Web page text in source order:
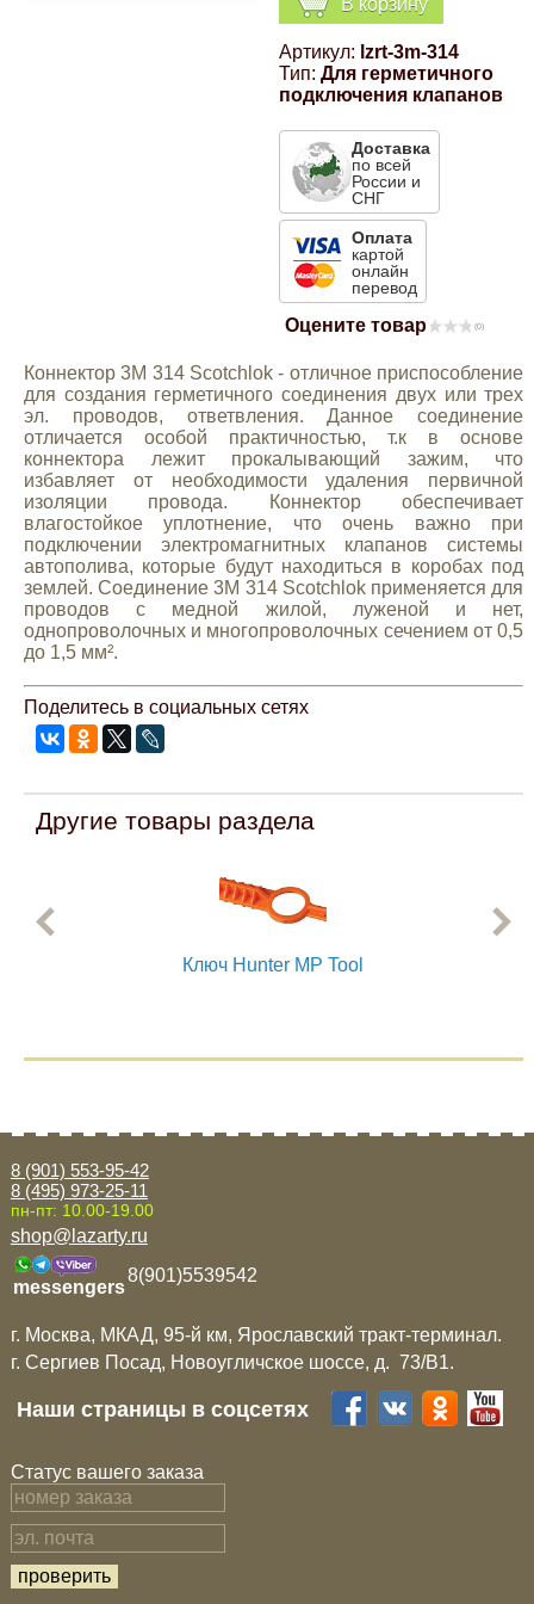
Артикул: lzrt-3m-314
Тип: Для герметичного
подключения клапанов
Доставка
по всей
России и
СНГ
Оплата
картой
онлайн
перевод
Оцените товар (0)
Коннектор 3M 314 Scotchlok - отличное приспособление
для создания герметичного соединения двух или трех
эл. проводов, ответвления. Данное соединение
отличается особой практичностью, т.к в основе
коннектора лежит прокалывающий зажим, что
избавляет от необходимости удаления первичной
изоляции провода. Коннектор обеспечивает
влагостойкое уплотнение, что очень важно при
подключении электромагнитных клапанов системы
автополива, которые будут находиться в коробах под
землей. Соединение 3M 314 Scotchlok применяется для
проводов с медной жилой, луженой и нет,
однопроволочных и многопроволочных сечением от 0,5
до 1,5 мм².
Поделитесь в социальных сетях
Другие товары раздела
Ключ Hunter MP Tool
8 (901) 553-95-42
8 (495) 973-25-11
пн-пт: 10.00-19.00
shop@lazarty.ru
messengers
8(901)5539542
г. Москва, МКАД, 95-й км, Ярославский тракт-терминал.
г. Сергиев Посад, Новоугличское шоссе, д. 73/B1.
Наши страницы в соцсетях
Статус вашего заказа
Компрессионные фитинги Poliext
Lexus
Mazda
Mercedes-Benz
Mitsubishi
Opel
Renault
Toyota
Volkswagen
Эмали универсальные акриловые
Магнитные панели на холодильник